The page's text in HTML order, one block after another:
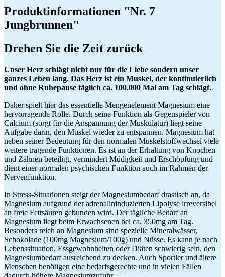
Produktinformationen "Nr. 7
Jungbrunnen"
Drehen Sie die Zeit zurück
Unser Herz schlägt nicht nur für die Liebe sondern unser
ganzes Leben lang. Das Herz ist ein Muskel, der kontinuierlich
und ohne Ruhepause täglich ca. 100.000 Mal am Tag schlägt.
Daher spielt hier das essentielle Mengenelement Magnesium eine
hervorragende Rolle. Durch seine Funktion als Gegenspieler von
Calcium (sorgt für die Anspannung der Muskulatur) liegt seine
Aufgabe darin, den Muskel wieder zu entspannen. Magnesium hat
neben seiner Bedeutung für den normalen Muskelstoffwechsel viele
weitere tragende Funktionen. Es ist an der Erhaltung von Knochen
und Zähnen beteiligt, vermindert Müdigkeit und Erschöpfung und
dient einer normalen psychischen Funktion auch im Rahmen der
Nervenfunktion.
In Stress-Situationen steigt der Magnesiumbedarf drastisch an, da
Magnesium aufgrund der adrenalininduzierten Lipolyse irreversibel
an freie Fettsäuren gebunden wird. Der tägliche Bedarf an
Magnesium liegt beim Erwachsenen bei ca. 350mg am Tag.
Besonders reich an Magnesium sind spezielle Mineralwässer,
Schokolade (100mg Magnesium/100g) und Nüsse. Es kann je nach
Lebenssituation, Essgewohnheiten oder Diäten schwierig sein, den
Magnesiumbedarf ausreichend zu decken. Auch Sportler und ältere
Menschen benötigen eine bedarfsgerechte und in vielen Fällen